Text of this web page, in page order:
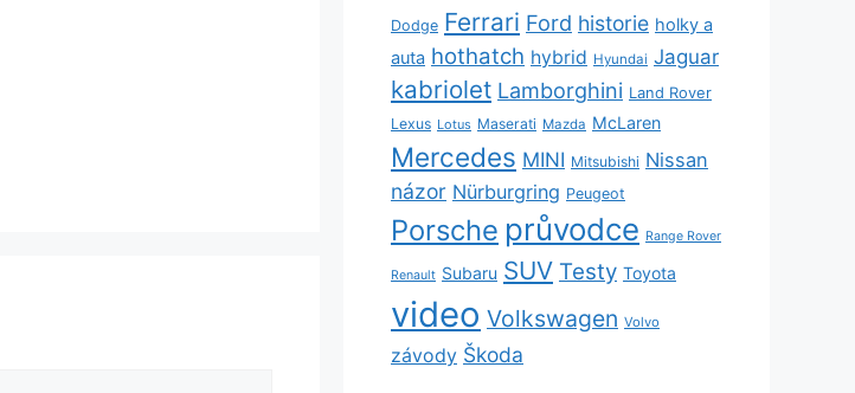
Dodge Ferrari Ford historie holky a
auta hothatch hybrid Hyundai Jaguar
kabriolet Lamborghini Land Rover
Lexus Lotus Maserati Mazda McLaren
Mercedes MINI Mitsubishi Nissan
názor Nürburgring Peugeot
Porsche průvodce Range Rover
Renault Subaru SUV Testy Toyota
video Volkswagen Volvo
závody Škoda